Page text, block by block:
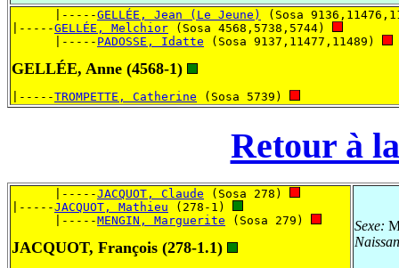
      |-----
GELLÉE, Jean (Le Jeune)
(Sosa
|-----GELLÉE, Melchior (Sosa 4568,5738,5744)
      |-----
PADOSSE, Idatte (Sosa 9137,11477,11489)
GELLÉE, Anne (4568-1)
|-----TROMPETTE, Catherine (Sosa 5739)
Retour à
      |-----
JACQUOT, Claude (Sosa 278)
|-----JACQUOT, Mathieu (278-1)
      |-----
MENGIN, Marguerite (Sosa 279)
JACQUOT, François (278-1.1)
Sexe: